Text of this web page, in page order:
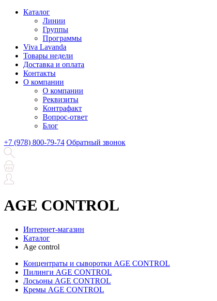
Каталог
Линии
Группы
Программы
Viva Lavanda
Товары недели
Доставка и оплата
Контакты
О компании
О компании
Реквизиты
Контрафакт
Вопрос-ответ
Блог
+7 (978) 800-79-74 Обратный звонок
AGE CONTROL
Интернет-магазин
Каталог
Age control
Концентраты и сыворотки AGE CONTROL
Пилинги AGE CONTROL
Лосьоны AGE CONTROL
Кремы AGE CONTROL